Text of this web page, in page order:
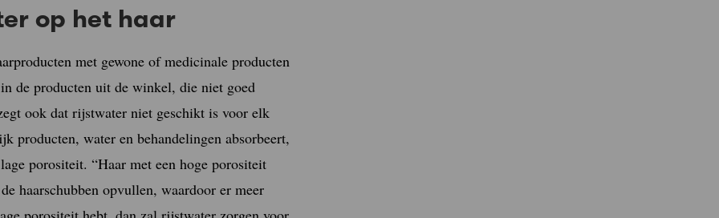
op het haar
met gewone of medicinale producten
de producten uit de winkel, die niet goed
ook dat rijstwater niet geschikt is voor elk
producten, water en behandelingen absorbeert,
porositeit. “Haar met een hoge porositeit
haarschubben opvullen, waardoor er meer